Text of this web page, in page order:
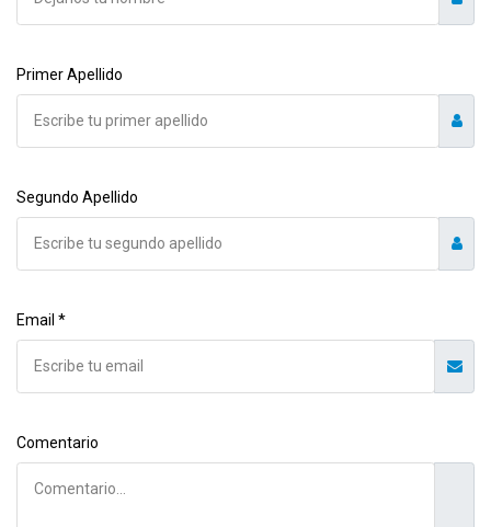
Primer Apellido
Segundo Apellido
Email *
Comentario